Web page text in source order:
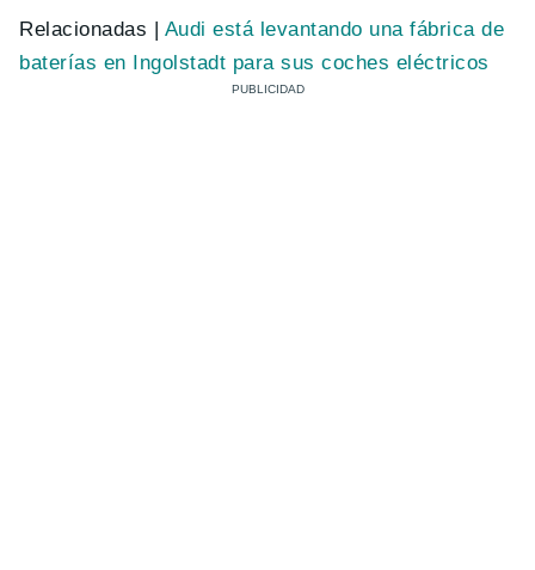
Relacionadas | Audi está levantando una fábrica de
baterías en Ingolstadt para sus coches eléctricos